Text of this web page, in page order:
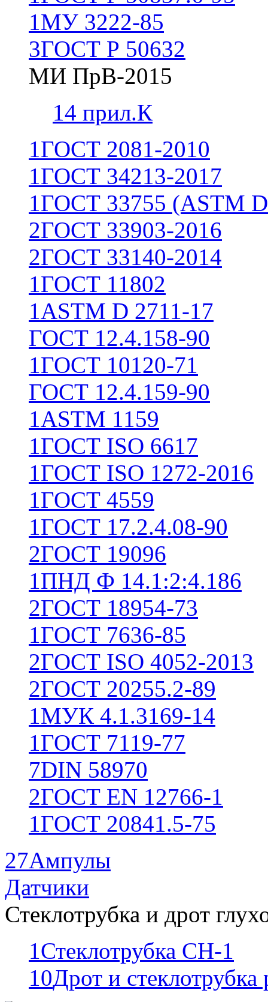
1МУ 3222-85
3ГОСТ Р 50632
МИ ПрВ-2015
14 прил.К
1ГОСТ 2081-2010
1ГОСТ 34213-2017
1ГОСТ 33755 (ASTM
2ГОСТ 33903-2016
2ГОСТ 33140-2014
1ГОСТ 11802
1ASTM D 2711-17
ГОСТ 12.4.158-90
1ГОСТ 10120-71
ГОСТ 12.4.159-90
1ASTM 1159
1ГОСТ ISO 6617
1ГОСТ ISO 1272-2016
1ГОСТ 4559
1ГОСТ 17.2.4.08-90
2ГОСТ 19096
1ПНД Ф 14.1:2:4.186
2ГОСТ 18954-73
1ГОСТ 7636-85
2ГОСТ ISO 4052-2013
2ГОСТ 20255.2-89
1МУК 4.1.3169-14
1ГОСТ 7119-77
7DIN 58970
2ГОСТ EN 12766-1
1ГОСТ 20841.5-75
27Ампулы
Датчики
Стеклотрубка и дрот
1Стеклотрубка СН-1
10Дрот и